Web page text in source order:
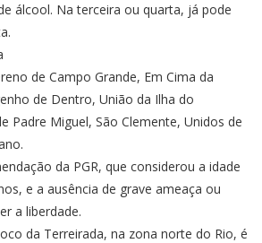
álcool. Na terceira ou quarta, já pode
de Campo Grande, Em Cima da
de Dentro, União da Ilha do
Padre Miguel, São Clemente, Unidos de
da PGR, que considerou a idade
e a ausência de grave ameaça ou
a liberdade.
da Terreirada, na zona norte do Rio, é